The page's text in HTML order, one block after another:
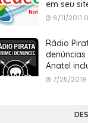
em seu
6/11/2011
Rádio
Anatel
7/25/